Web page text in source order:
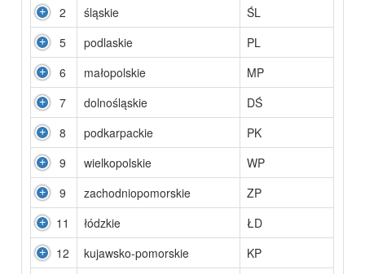
2
śląskie
ŚL
5
podlaskie
PL
6
małopolskie
MP
7
dolnośląskie
DŚ
8
podkarpackie
PK
9
wielkopolskie
WP
9
zachodniopomorskie
ZP
11
łódzkie
ŁD
12
kujawsko-pomorskie
KP